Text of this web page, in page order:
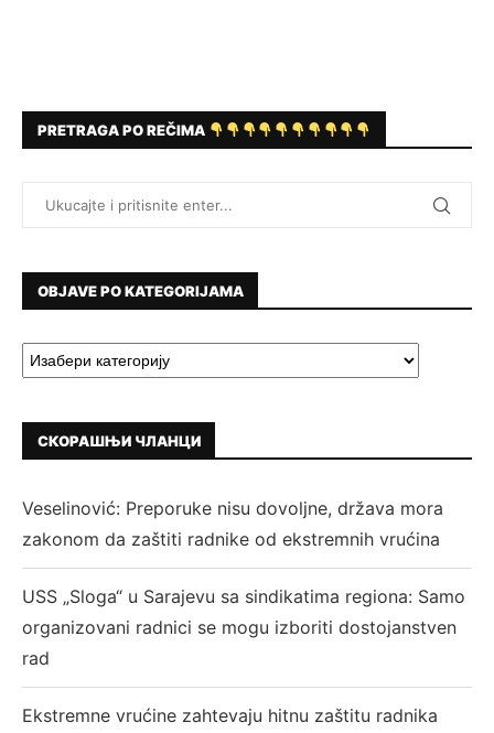
PRETRAGA PO REČIMA
OBJAVE PO KATEGORIJAMA
СКОРАШЊИ ЧЛАНЦИ
Veselinović: Preporuke nisu dovoljne, država mora
zakonom da zaštiti radnike od ekstremnih vrućina
USS „Sloga“ u Sarajevu sa sindikatima regiona: Samo
organizovani radnici se mogu izboriti dostojanstven
rad
Ekstremne vrućine zahtevaju hitnu zaštitu radnika